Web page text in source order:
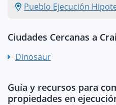
Pueblo Ejecución
Ciudades Cercanas a
Dinosaur
Guía y recursos para
propiedades en